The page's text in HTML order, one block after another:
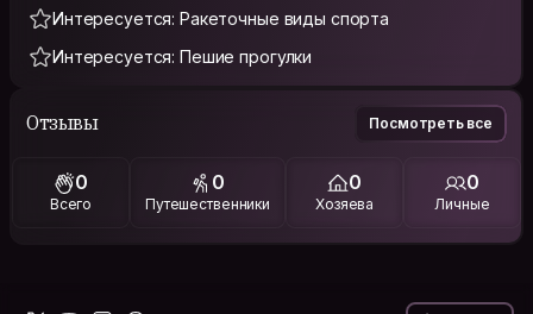
Интересуется: Ракеточные виды спорта
Интересуется: Пешие прогулки
Отзывы Посмотреть все
0
Всего
0
Путешественники
0
Хозяева
0
Личные